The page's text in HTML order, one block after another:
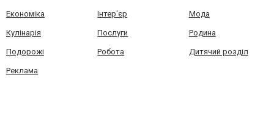
Економіка Інтер'єр Мода
Кулінарія Послуги Родина
Подорожі Робота Дитячий розділ
Реклама